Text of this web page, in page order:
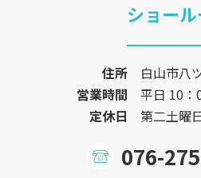
ショー
住所
白山市八
営業時間
平日 10：
定休日
第二土曜
076-